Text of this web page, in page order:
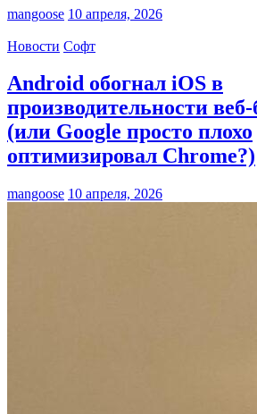
mangoose 10 апреля, 2026
Новости Софт
Android обогнал iOS в
производительности веб-
(или Google просто плохо
оптимизировал Chrome?)
mangoose 10 апреля, 2026